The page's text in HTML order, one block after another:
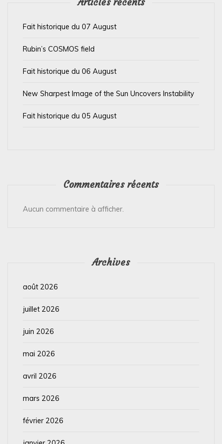
Fait historique du 07 August
Rubin’s COSMOS field
Fait historique du 06 August
New Sharpest Image of the Sun Uncovers Instability
Fait historique du 05 August
Commentaires récents
Aucun commentaire à afficher.
Archives
août 2026
juillet 2026
juin 2026
mai 2026
avril 2026
mars 2026
février 2026